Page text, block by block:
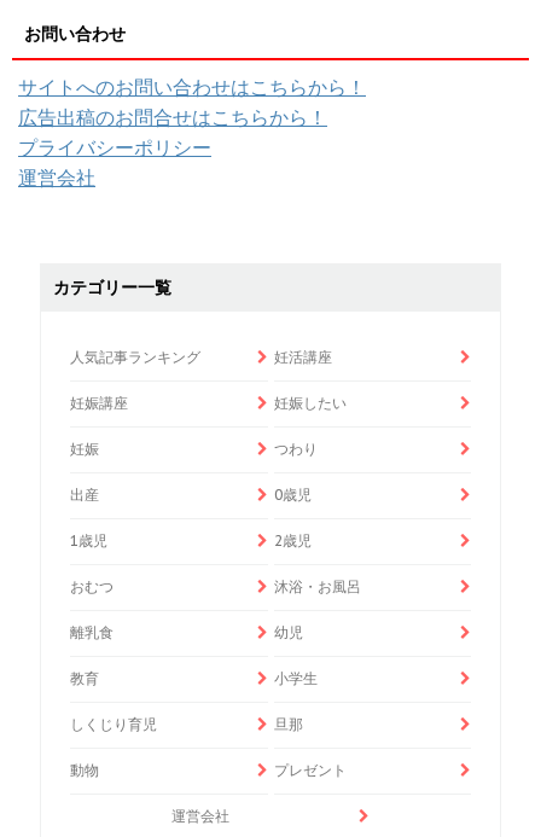
お問い合わせ
サイトへのお問い合わせはこちらから！
広告出稿のお問合せはこちらから！
プライバシーポリシー
運営会社
カテゴリー一覧
人気記事ランキング 妊活講座
妊娠講座 妊娠したい
妊娠 つわり
出産 0歳児
1歳児 2歳児
おむつ 沐浴・お風呂
離乳食 幼児
教育 小学生
しくじり育児 旦那
動物 プレゼント
運営会社